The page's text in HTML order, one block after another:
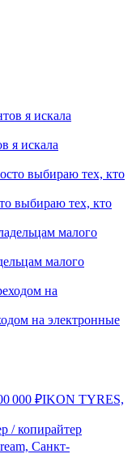
я искала
выбираю тех, кто
малого
на электронные
000 ₽IKON TYRES,
/ копирайтер
Санкт-